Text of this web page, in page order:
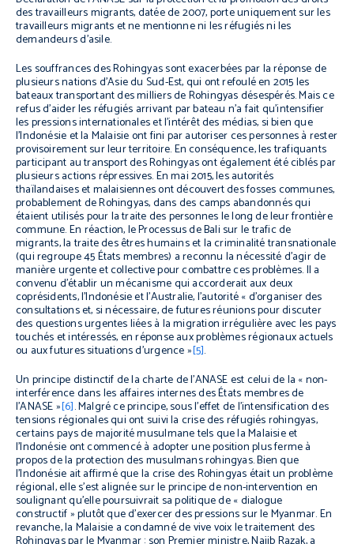
des travailleurs migrants, datée de 2007, porte uniquement sur les
travailleurs migrants et ne mentionne ni les réfugiés ni les
demandeurs d’asile.
Les souffrances des Rohingyas sont exacerbées par la réponse de
plusieurs nations d’Asie du Sud-Est, qui ont refoulé en 2015 les
bateaux transportant des milliers de Rohingyas désespérés. Mais ce
refus d’aider les réfugiés arrivant par bateau n’a fait qu’intensifier
les pressions internationales et l’intérêt des médias, si bien que
l’Indonésie et la Malaisie ont fini par autoriser ces personnes à rester
provisoirement sur leur territoire. En conséquence, les trafiquants
participant au transport des Rohingyas ont également été ciblés par
plusieurs actions répressives. En mai 2015, les autorités
thaïlandaises et malaisiennes ont découvert des fosses communes,
probablement de Rohingyas, dans des camps abandonnés qui
étaient utilisés pour la traite des personnes le long de leur frontière
commune. En réaction, le Processus de Bali sur le trafic de
migrants, la traite des êtres humains et la criminalité transnationale
(qui regroupe 45 États membres) a reconnu la nécessité d’agir de
manière urgente et collective pour combattre ces problèmes. Il a
convenu d’établir un mécanisme qui accorderait aux deux
coprésidents, l’Indonésie et l’Australie, l’autorité « d’organiser des
consultations et, si nécessaire, de futures réunions pour discuter
des questions urgentes liées à la migration irrégulière avec les pays
touchés et intéressés, en réponse aux problèmes régionaux actuels
ou aux futures situations d’urgence »[5].
Un principe distinctif de la charte de l’ANASE est celui de la « non-
interférence dans les affaires internes des États membres de
l’ANASE »[6]. Malgré ce principe, sous l’effet de l’intensification des
tensions régionales qui ont suivi la crise des réfugiés rohingyas,
certains pays de majorité musulmane tels que la Malaisie et
l’Indonésie ont commencé à adopter une position plus ferme à
propos de la protection des musulmans rohingyas. Bien que
l’Indonésie ait affirmé que la crise des Rohingyas était un problème
régional, elle s’est alignée sur le principe de non-intervention en
soulignant qu’elle poursuivrait sa politique de « dialogue
constructif » plutôt que d’exercer des pressions sur le Myanmar. En
revanche, la Malaisie a condamné de vive voix le traitement des